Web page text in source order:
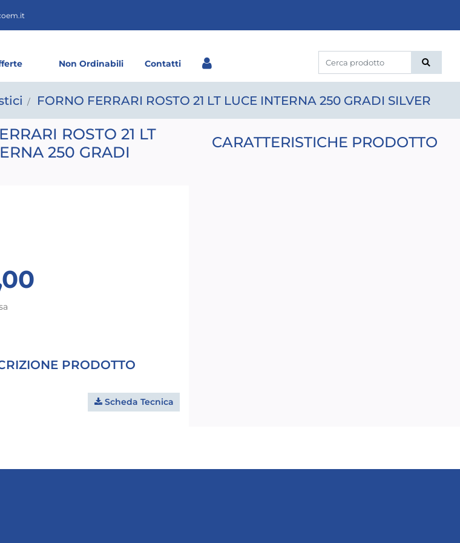
Non Ordinabili Contatti
FORNO FERRARI ROSTO 21 LT LUCE INTERNA 250 GRADI SILVER
ROSTO 21 LT
250 GRADI
PRODOTTO
Scheda Tecnica
CARATTERISTICHE PRODOTTO